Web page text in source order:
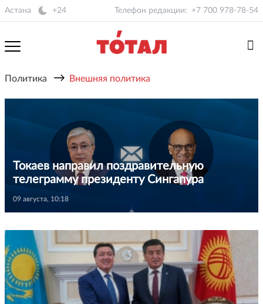
Астана +24 Телефон редакции: +7 700 978-78-54
Политика → Внешняя политика
Токаев направил поздравительную
телеграмму президенту Сингапура
09 августа, 10:18